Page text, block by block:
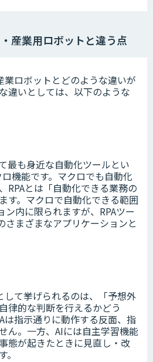
産業用ロボットと違う点
業ロボットとどのような違いが
違いとしては、以下のような
最も身近な自動化ツールとい
機能です。マクロでも自動化
RPAとは「自動化できる業務の
す。マクロで自動化できる範囲
内に限られますが、RPAツー
まざまなアプリケーションと
して挙げられるのは、「予想外
律的な判断を行えるかどう
は指示通りに動作する反面、指
ん。一方、AIには自主学習機能
態が起きたときに見直し・改